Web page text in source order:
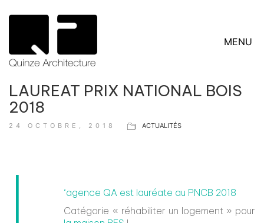
MENU
LAUREAT PRIX NATIONAL BOIS
2018
24 OCTOBRE, 2018 ACTUALITÉS
‘agence QA est lauréate au PNCB 2018
Catégorie « réhabiliter un logement » pour